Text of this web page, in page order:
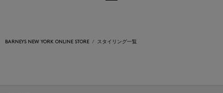
BARNEYS NEW YORK ONLINE STORE スタイリング一覧